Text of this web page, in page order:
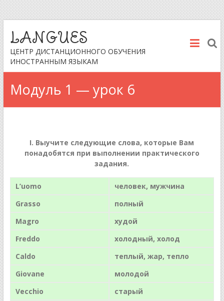
LANGUES
ЦЕНТР ДИСТАНЦИОННОГО ОБУЧЕНИЯ
ИНОСТРАННЫМ ЯЗЫКАМ
Модуль 1 — урок 6
I. Выучите следующие слова, которые Вам
понадобятся при выполнении практического
задания.
L’uomo
человек, мужчина
Grasso
полный
Magro
худой
Freddo
холодный, холод
Caldo
теплый, жар, тепло
Giovane
молодой
Vecchio
старый